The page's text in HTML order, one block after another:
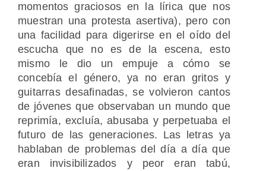
momentos graciosos en la lírica que nos
muestran una protesta asertiva), pero con
una facilidad para digerirse en el oído del
escucha que no es de la escena, esto
mismo le dio un empuje a cómo se
concebía el género, ya no eran gritos y
guitarras desafinadas, se volvieron cantos
de jóvenes que observaban un mundo que
reprimía, excluía, abusaba y perpetuaba el
futuro de las generaciones. Las letras ya
hablaban de problemas del día a día que
eran invisibilizados y peor eran tabú,